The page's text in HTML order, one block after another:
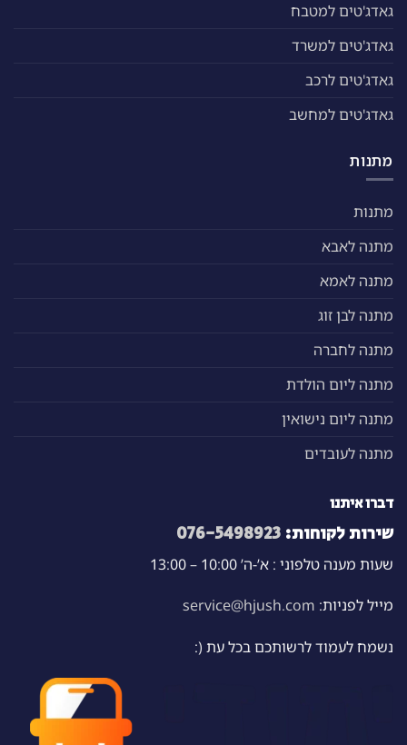
גאדג'טים למטבח
גאדג'טים למשרד
גאדג'טים לרכב
גאדג'טים למחשב
מתנות
מתנות
מתנה לאבא
מתנה לאמא
מתנה לבן זוג
מתנה לחברה
מתנה ליום הולדת
מתנה ליום נישואין
מתנה לעובדים
דברו איתנו
שירות לקוחות: 076-5498923
שעות מענה טלפוני : א’-ה’ 10:00 – 13:00
מייל לפניות: service@hjush.com
נשמח לעמוד לרשותכם בכל עת (: